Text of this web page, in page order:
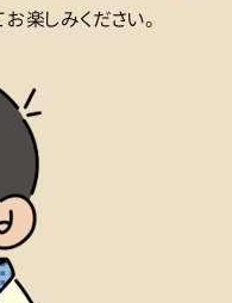
楽しみください。